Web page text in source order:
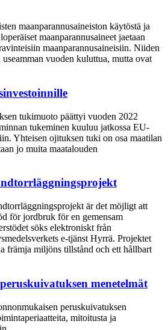
maanparannusaineiston käytöstä ja
maanparannusaineet jaetaan
maanparannusaineisiin. Niiden
vuoden kuluttua, mutta ovat
tukimuoto päättyi vuoden 2022
tukeminen kuuluu jatkossa EU-
Yhteisen ojituksen tuki on osa maatilan
jo muita maatalouden
är det möjligt att
för jordbruk för en gemensam
söks elektroniskt från
e-tjänst Hyrrä. Projektet
främja miljöns tillstånd och ett hållbart
menetelmät
peruskuivatuksen
mitoitusta ja